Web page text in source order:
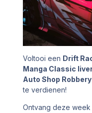
Voltooi een Drift
Manga Classic
Auto Shop
te verdienen!
Ontvang deze